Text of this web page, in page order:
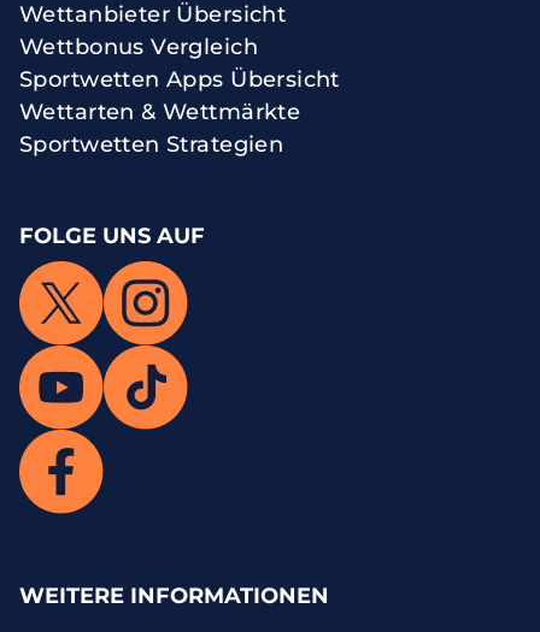
Wettanbieter Übersicht
Wettbonus Vergleich
Sportwetten Apps Übersicht
Wettarten & Wettmärkte
Sportwetten Strategien
FOLGE UNS AUF
WEITERE INFORMATIONEN